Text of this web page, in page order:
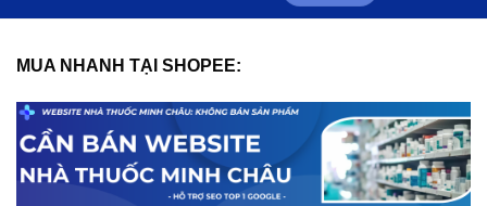
MUA NHANH TẠI SHOPEE: